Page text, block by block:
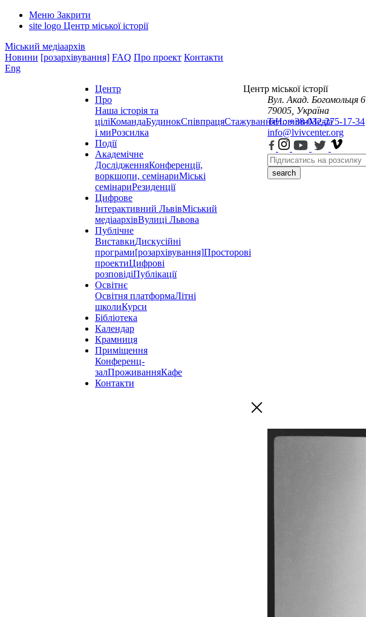
Меню Закрити
site logo Центр міської історії
Міський медіаархів
Новини [розархівування] FAQ Про проект Контакти
Eng
Центр
Про
Наша історія та
ціліКомандаБудинокСпівпрацяСтажуванняНовиниМедіа
і миРозсилка
Події
Академічне
ДослідженняКонференції,
воркшопи, семінариМіські
семінариРезиденції
Цифрове
Інтерактивний ЛьвівМіський
медіаархівВулиці Львова
Публічне
ВиставкиДискусійні
програми[розархівування]Просторові
проектиЦифрові
розповідіПублікації
Освітнє
Освітня платформаЛітні
школиКурси
Бібліотека
Календар
Крамниця
Приміщення
Конференц-
залПроживанняКафе
Контакти
Центр міської історії
Вул. Акад. Богомольця 6
79005, Україна
Тел.: +38-032-275-17-34
info@lvivcenter.org
search